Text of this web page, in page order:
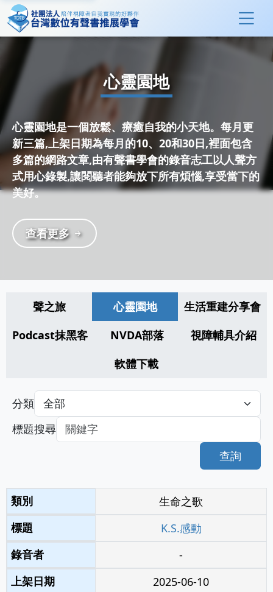
心靈園地
心靈園地是一個放鬆、療癒自我的小天地。每月更
新三篇,上架日期為每月的10、20和30日,裡面包含
多篇的網路文章,由有聲書學會的錄音志工以人聲方
式用心錄製,讓閱聽者能夠放下所有煩惱,享受當下的
美好。
查看更多
聲之旅 心靈園地
生活重建分享會
Podcast抹黑客
NVDA部落
視障輔具介紹
軟體下載
分類
標題搜尋
查詢
生命之歌
K.S.感動
-
2025-06-10